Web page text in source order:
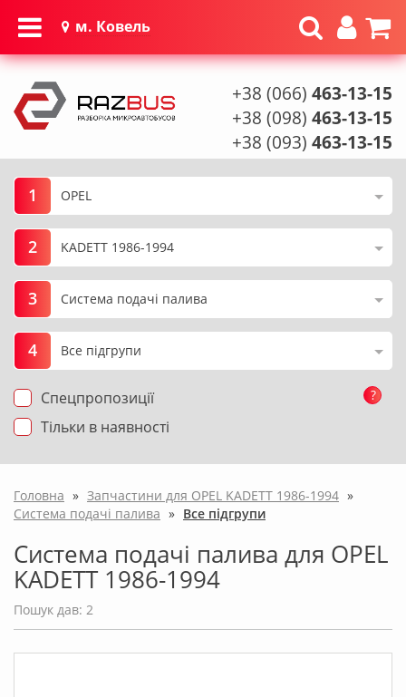
м. Ковель
+38 (066) 463-13-15
+38 (098) 463-13-15
+38 (093) 463-13-15
1
2
3
4
Спецпропозиції
Тільки в наявності
?
Головна » Запчастини для OPEL KADETT 1986-1994 »
Система подачі палива » Все підгрупи
Система подачі палива для OPEL
KADETT 1986-1994
Пошук дав: 2